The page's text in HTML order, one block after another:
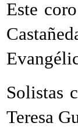
Este
Solistas
Teresa